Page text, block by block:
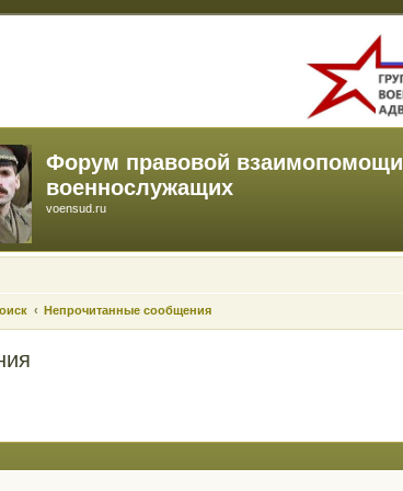
Форум правовой взаимопомощи
военнослужащих
voensud.ru
Непрочитанные сообщения